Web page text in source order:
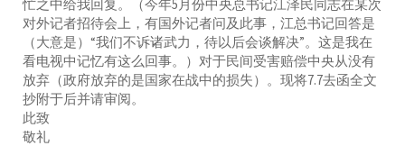
忙之中给我回复。（今年5月份中央总书记江泽民同志在某次
对外记者招待会上，有国外记者问及此事，江总书记回答是
（大意是）“我们不诉诸武力，待以后会谈解决”。这是我在
看电视中记忆有这么回事。）对于民间受害赔偿中央从没有
放弃（政府放弃的是国家在战中的损失）。现将7.7去函全文
抄附于后并请审阅。
此致
敬礼